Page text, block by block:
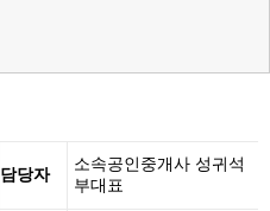
담당자
소속공인중개사 성귀석
부대표